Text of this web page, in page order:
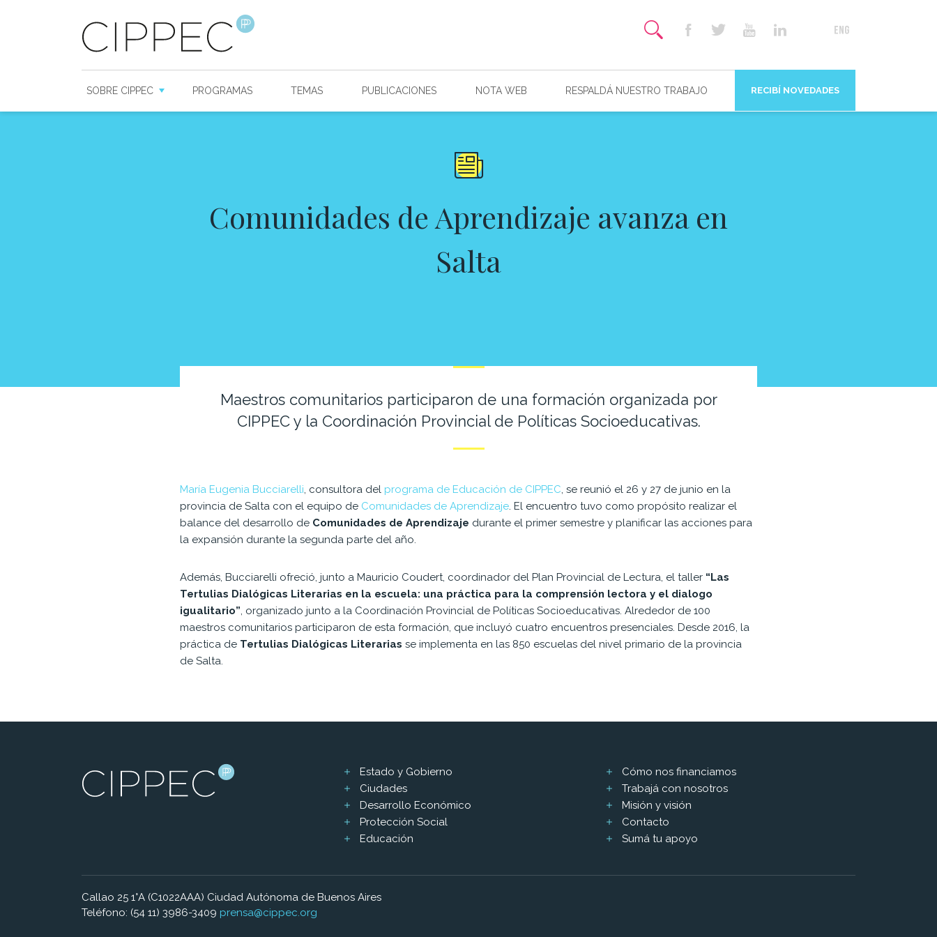
SOBRE CIPPEC PROGRAMAS TEMAS PUBLICACIONES NOTA WEB RESPALDÁ NUESTRO TRABAJO RECIBÍ NOVEDADES
Comunidades de Aprendizaje avanza en
Salta
Maestros comunitarios participaron de una formación organizada por
CIPPEC y la Coordinación Provincial de Políticas Socioeducativas.
María Eugenia Bucciarelli, consultora del programa de Educación de CIPPEC, se reunió el 26 y 27 de junio en la
provincia de Salta con el equipo de Comunidades de Aprendizaje. El encuentro tuvo como propósito realizar el
balance del desarrollo de Comunidades de Aprendizaje durante el primer semestre y planificar las acciones para
la expansión durante la segunda parte del año.
Además, Bucciarelli ofreció, junto a Mauricio Coudert, coordinador del Plan Provincial de Lectura, el taller “Las
Tertulias Dialógicas Literarias en la escuela: una práctica para la comprensión lectora y el dialogo
igualitario”, organizado junto a la Coordinación Provincial de Políticas Socioeducativas. Alrededor de 100
maestros comunitarios participaron de esta formación, que incluyó cuatro encuentros presenciales. Desde 2016, la
práctica de Tertulias Dialógicas Literarias se implementa en las 850 escuelas del nivel primario de la provincia
de Salta.
Estado y Gobierno
Ciudades
Desarrollo Económico
Protección Social
Educación
Cómo nos financiamos
Trabajá con nosotros
Misión y visión
Contacto
Sumá tu apoyo
Callao 25 1°A (C1022AAA) Ciudad Autónoma de Buenos Aires
Teléfono: (54 11) 3986-3409 prensa@cippec.org